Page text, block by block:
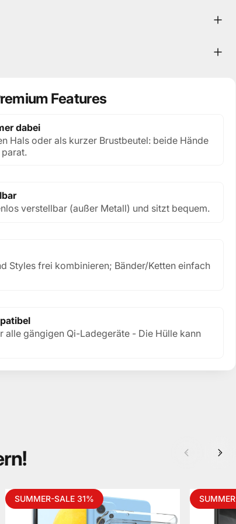
Features
dabei
Hals oder als kurzer Brustbeutel: beide Hände
verstellbar (außer Metall) und sitzt bequem.
Styles frei kombinieren; Bänder/Ketten einfach
alle gängigen Qi-Ladegeräte - Die Hülle kann
SUMMER-SALE 31%